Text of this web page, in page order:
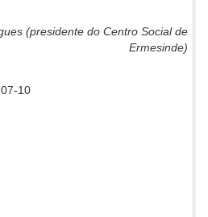
(presidente do Centro Social de
Ermesinde)
10